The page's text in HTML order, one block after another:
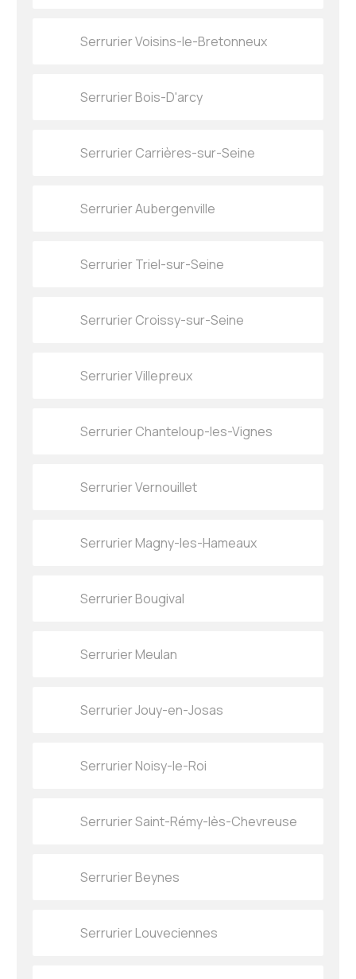
Serrurier Voisins-le-Bretonneux
Serrurier Bois-D'arcy
Serrurier Carrières-sur-Seine
Serrurier Aubergenville
Serrurier Triel-sur-Seine
Serrurier Croissy-sur-Seine
Serrurier Villepreux
Serrurier Chanteloup-les-Vignes
Serrurier Vernouillet
Serrurier Magny-les-Hameaux
Serrurier Bougival
Serrurier Meulan
Serrurier Jouy-en-Josas
Serrurier Noisy-le-Roi
Serrurier Saint-Rémy-lès-Chevreuse
Serrurier Beynes
Serrurier Louveciennes